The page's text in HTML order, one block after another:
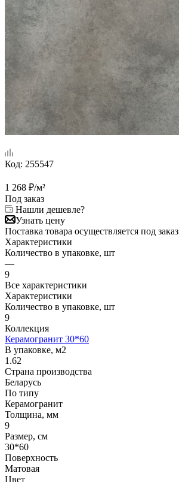
Код: 255547
1 268 ₽/м²
Под заказ
Нашли дешевле?
Узнать цену
Поставка товара осуществляется под заказ
Характеристики
Количество в упаковке, шт
—
9
Все характеристики
Характеристики
Количество в упаковке, шт
9
Коллекция
Керамогранит 30*60
В упаковке, м2
1.62
Страна производства
Беларусь
По типу
Керамогранит
Толщина, мм
9
Размер, см
30*60
Поверхность
Матовая
Цвет